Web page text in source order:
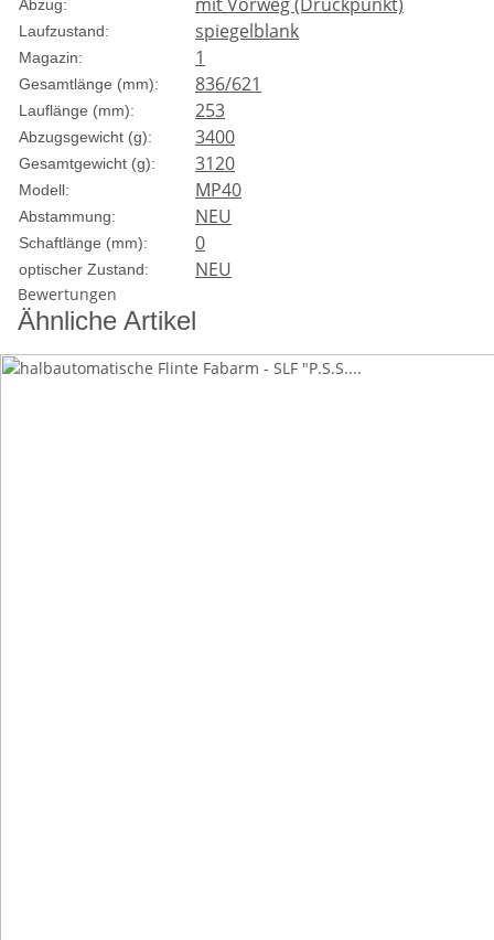
Abzug:
Laufzustand: spiegelblank
Magazin: 1
Gesamtlänge (mm): 836/621
Lauflänge (mm): 253
Abzugsgewicht (g): 3400
Gesamtgewicht (g): 3120
Modell: MP40
Abstammung: NEU
Schaftlänge (mm): 0
optischer Zustand: NEU
Bewertungen
Ähnliche Artikel